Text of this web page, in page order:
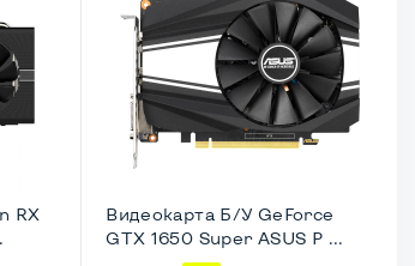
RX
Видеокарта Б/У GeForce
GTX 1650 Super ASUS P ...